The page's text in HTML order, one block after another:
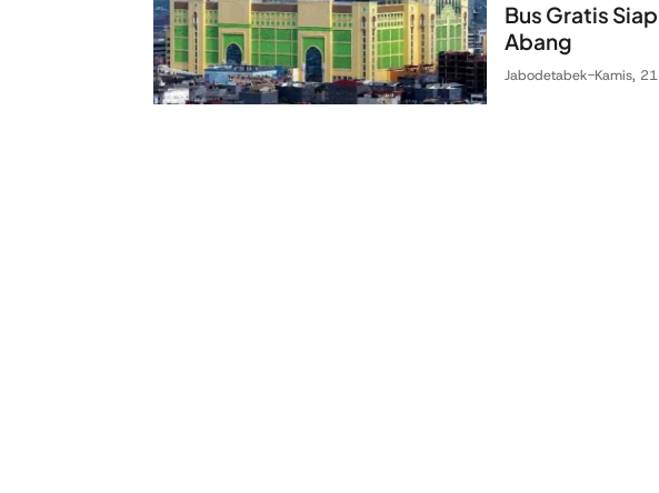
Bus Gratis
Abang
Jabodetabek-Kamis,